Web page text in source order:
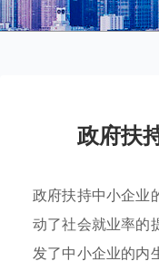
政府扶
政府扶持中小企业
动了社会就业率的
发了中小企业的内